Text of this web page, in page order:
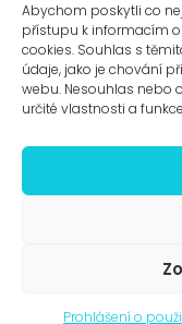
Abychom poskytli co
přístupu k informacím
cookies. Souhlas s
údaje, jako je chování
webu. Nesouhlas nebo
určité vlastnosti a
Prohlášení o